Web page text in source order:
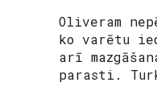
Oliveram
ko varētu
arī
parasti.